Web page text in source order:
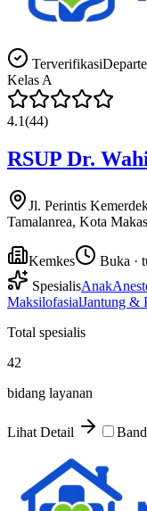
Terverifikasi
Kelas A
4.1(44)
RSUP Dr.
Jl. Perintis
Tamalanrea, Kota
Kemkes
Buka ·
SpesialisAnak
MaksilofasialJantung &
Total spesialis
42
bidang layanan
Lihat Detail